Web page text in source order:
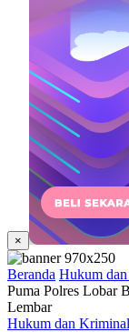
×
Beranda Hukum
Puma Polres Lobar
Lembar
Hukum dan Kriminal